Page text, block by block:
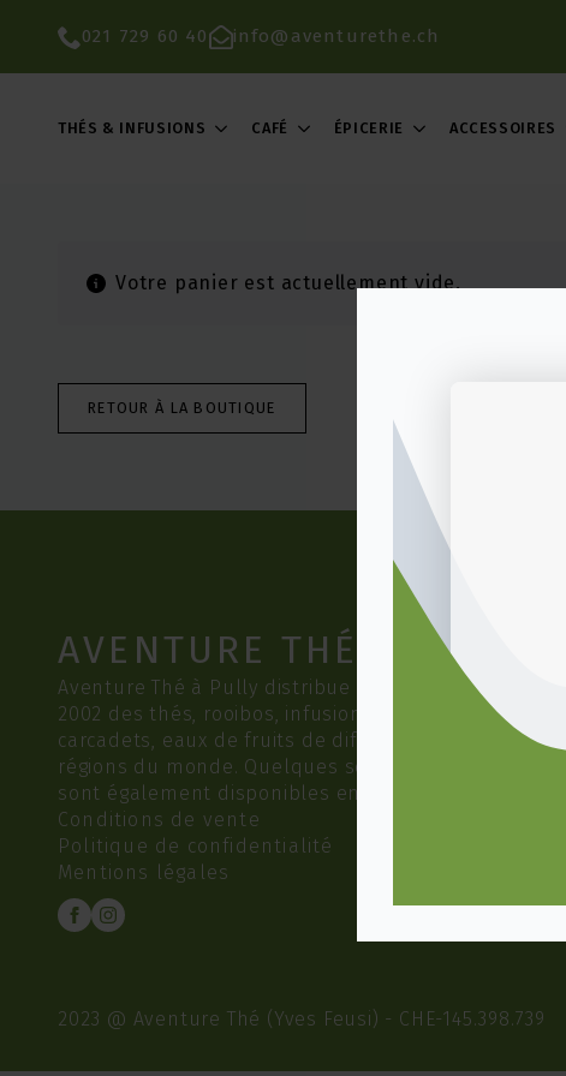
021 729 60 40 info@aventurethe.ch
THÉS & INFUSIONS CAFÉ ÉPICERIE ACCESSOIRES
Votre panier est actuellement vide.
RETOUR À LA BOUTIQUE
AVENTURE THÉ
Aventure Thé à Pully distribue depuis
2002 des thés, rooibos, infusions,
carcadets, eaux de fruits de différentes
régions du monde. Quelques sélections
sont également disponibles en Bio.
Conditions de vente
Politique de confidentialité
Mentions légales
2023 @ Aventure Thé (Yves Feusi) - CHE-145.398.739